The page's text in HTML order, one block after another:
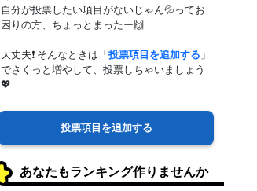
自分が投票したい項目がないじゃん💦ってお
困りの方、ちょっとまったー🙌
大丈夫❗ そんなときは「投票項目を追加する 」
でさくっと増やして、投票しちゃいましょう
💖
投票項目を追加する
あなたもランキング作りませんか